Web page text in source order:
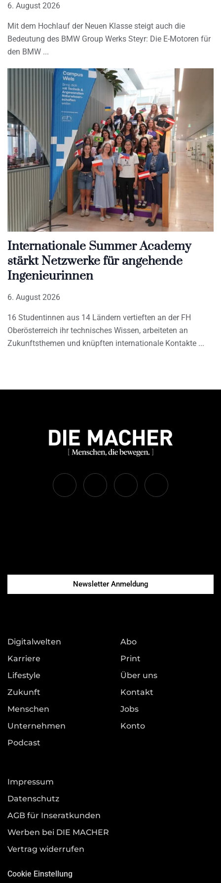
6. August 2026
Mit dem Hochlauf der Neuen Klasse steigt auch die
Bedeutung des BMW Group Werks Steyr: Die E-Motoren für
den BMW
Internationale Summer Academy
stärkt Netzwerke für angehende
Ingenieurinnen
6. August 2026
16 Studentinnen aus 14 Ländern vertieften an der FH
Oberösterreich ihr technisches Wissen, arbeiteten an
Zukunftsthemen und knüpften internationale Kontakte
Newsletter Anmeldung
Digitalwelten
Karriere
Lifestyle
Zukunft
Menschen
Unternehmen
Podcast
Abo
Print
Über uns
Kontakt
Jobs
Konto
Impressum
Datenschutz
AGB für Inseratkunden
Werben bei DIE MACHER
Vertrag widerrufen
Cookie Einstellung